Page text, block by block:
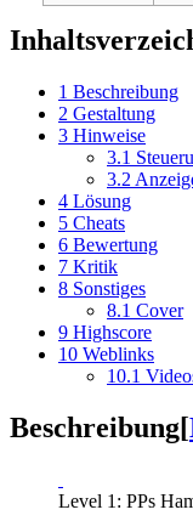
1 Beschreibung
2 Gestaltung
3 Hinweise
3.1
3.2
4 Lösung
5 Cheats
6 Bewertung
7 Kritik
8 Sonstiges
8.1 Cover
9 Highscore
10 Weblinks
10.1
Beschreibung[
Level 1: PPs